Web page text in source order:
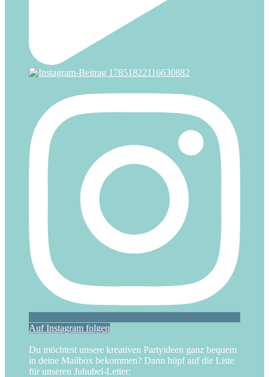
Auf Instagram folgen
Du möchtest unsere kreativen Partyideen ganz bequem
in deine Mailbox bekommen? Dann hüpf auf die Liste
für unseren Juhubel-Letter: